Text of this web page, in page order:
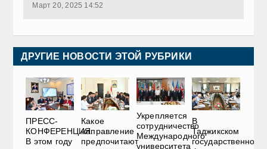
Март 20, 2025 14:52
ДРУГИЕ НОВОСТИ ЭТОЙ РУБРИКИ
ПРЕСС-
КОНФЕРЕНЦИЯ.
В этом году
Какое
направление
предпочитают
Укрепляется
сотрудничество
Международного
университета
В
Таджикском
государственном